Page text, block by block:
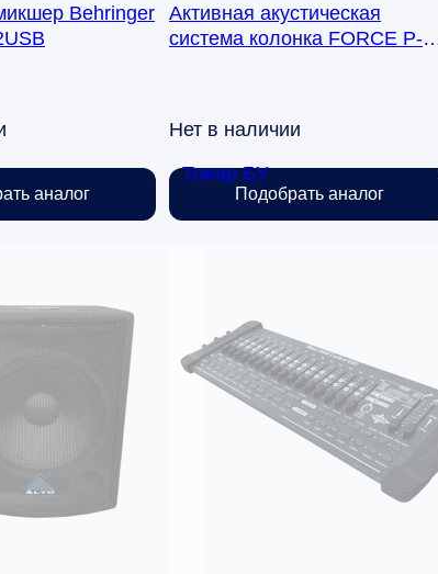
Behringer
аналог
Товар БУ
Активная акустическая
система колонка FORCE P-
Нет в наличии
Подобрать аналог